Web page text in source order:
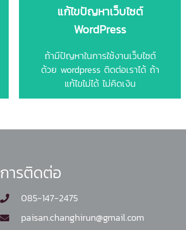
แก้ไขปัญหาเว็บไซต์
WordPress
ถ้ามีปัญหาในการใช้งานเว็บไซต์
ด้วย wordpress ติดต่อเราได้ ถ้า
แก้ไขไม่ได้ ไม่คิดเงิน
ราคาเริ่มต้นที่ 590 บาท
ขึ้นอยู่กับความยากง่ายของปัญหา
นั้นๆ
การติดต่อ
085-147-2475
paisan.changhirun@gmail.com